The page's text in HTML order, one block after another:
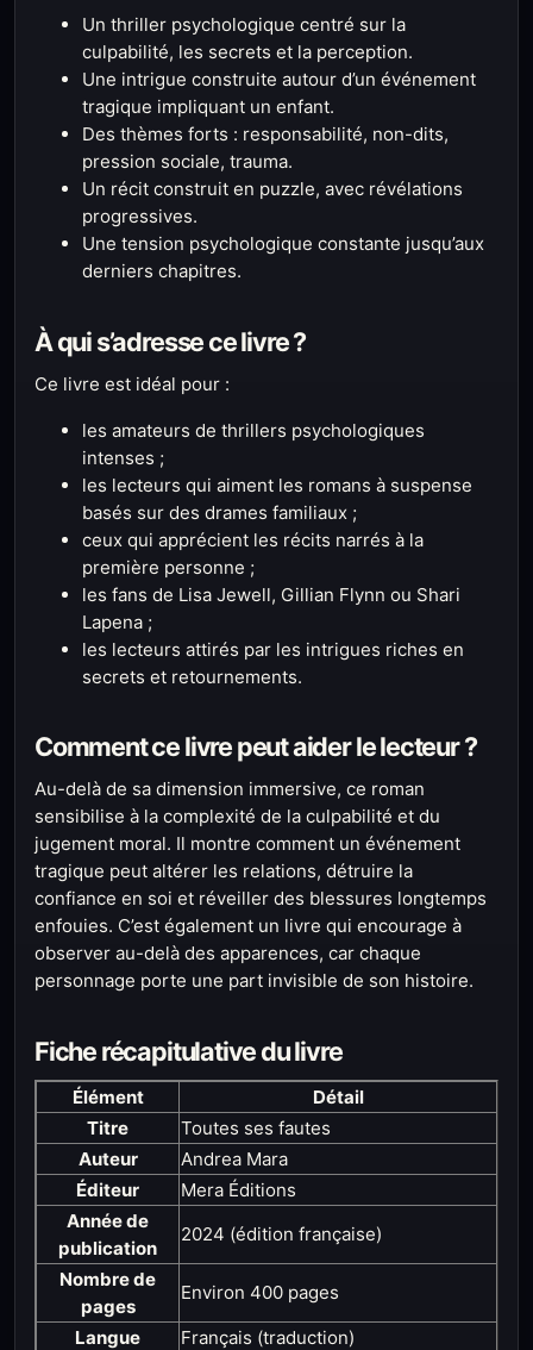
Un thriller psychologique centré sur la
culpabilité, les secrets et la perception.
Une intrigue construite autour d’un événement
tragique impliquant un enfant.
Des thèmes forts : responsabilité, non-dits,
pression sociale, trauma.
Un récit construit en puzzle, avec révélations
progressives.
Une tension psychologique constante jusqu’aux
derniers chapitres.
À qui s’adresse ce livre ?
Ce livre est idéal pour :
les amateurs de thrillers psychologiques
intenses ;
les lecteurs qui aiment les romans à suspense
basés sur des drames familiaux ;
ceux qui apprécient les récits narrés à la
première personne ;
les fans de Lisa Jewell, Gillian Flynn ou Shari
Lapena ;
les lecteurs attirés par les intrigues riches en
secrets et retournements.
Comment ce livre peut aider le lecteur ?
Au-delà de sa dimension immersive, ce roman
sensibilise à la complexité de la culpabilité et du
jugement moral. Il montre comment un événement
tragique peut altérer les relations, détruire la
confiance en soi et réveiller des blessures longtemps
enfouies. C’est également un livre qui encourage à
observer au-delà des apparences, car chaque
personnage porte une part invisible de son histoire.
Fiche récapitulative du livre
Élément
Détail
Titre
Toutes ses fautes
Auteur
Andrea Mara
Éditeur
Mera Éditions
Année de
publication
2024 (édition française)
Nombre de
pages
Environ 400 pages
Langue
Français (traduction)